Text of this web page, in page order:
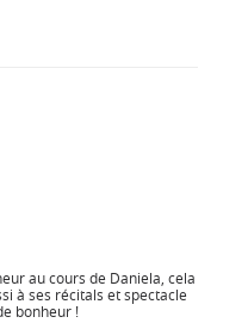
au cours de Daniela, cela
à ses récitals et spectacle
bonheur !